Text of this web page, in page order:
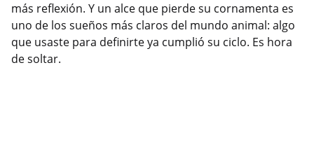
más reflexión. Y un alce que pierde su cornamenta es
uno de los sueños más claros del mundo animal: algo
que usaste para definirte ya cumplió su ciclo. Es hora
de soltar.